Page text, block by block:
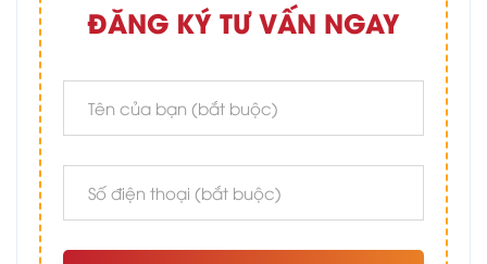
ĐĂNG KÝ TƯ VẤN NGAY